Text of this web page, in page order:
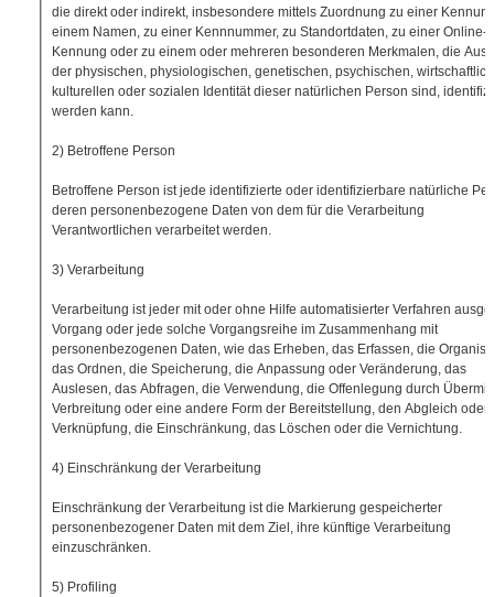
die direkt oder indirekt, insbesondere mittels Zuordnung zu einer
einem Namen, zu einer Kennnummer, zu Standortdaten, zu einer Online-
Kennung oder zu einem oder mehreren besonderen Merkmalen, die
der physischen, physiologischen, genetischen, psychischen,
kulturellen oder sozialen Identität dieser natürlichen Person sind,
werden kann.
2) Betroffene Person
Betroffene Person ist jede identifizierte oder identifizierbare natürliche
deren personenbezogene Daten von dem für die Verarbeitung
Verantwortlichen verarbeitet werden.
3) Verarbeitung
Verarbeitung ist jeder mit oder ohne Hilfe automatisierter Verfahren
Vorgang oder jede solche Vorgangsreihe im Zusammenhang mit
personenbezogenen Daten, wie das Erheben, das Erfassen, die
das Ordnen, die Speicherung, die Anpassung oder Veränderung, das
Auslesen, das Abfragen, die Verwendung, die Offenlegung durch
Verbreitung oder eine andere Form der Bereitstellung, den Abgleich oder
Verknüpfung, die Einschränkung, das Löschen oder die Vernichtung.
4) Einschränkung der Verarbeitung
Einschränkung der Verarbeitung ist die Markierung gespeicherter
personenbezogener Daten mit dem Ziel, ihre künftige Verarbeitung
einzuschränken.
5) Profiling